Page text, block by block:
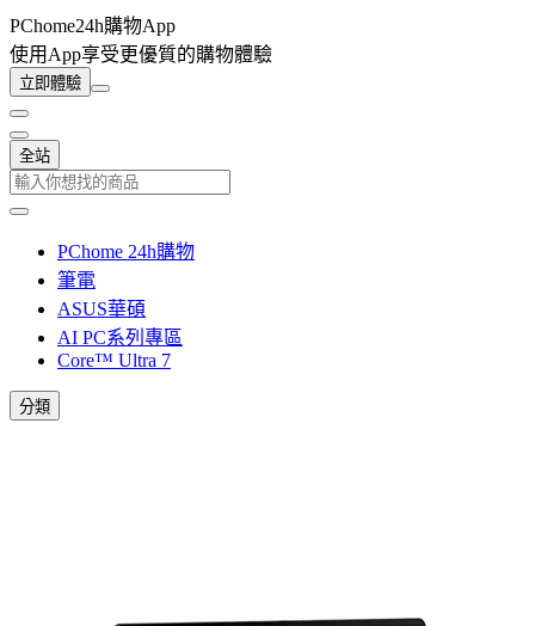
PChome24h購物App
使用App享受更優質的購物體驗
立即體驗
全站
PChome 24h購物
筆電
ASUS華碩
AI PC系列專區
Core™ Ultra 7
分類